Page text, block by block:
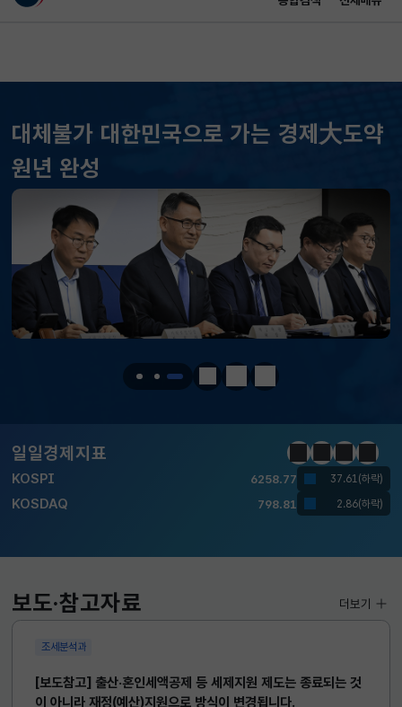
대체불가 대한민국으로 가는 경제大도약
원년 완성
정지 이전 다음
일일경제지표
KOSPI 6258.77 37.61(하락)
KOSDAQ
국고채(3년) 3.746 0.004(상승)
달러-원 1410.6000 13.2000(하락)
KOSPI 6258.77 37.61(하락)
KOSDAQ 798.81 2.86(하락)
KOSPI 6258.77 37.61(하락)
KOSDAQ 798.81 2.86(하락)
국고채(3년)
정지이전다음일일경
보도·참고자료
조세분석과
[보도참고] 출산·혼인세액공제 등 세제지원 제도는 종료되는 것
이 아니라 재정(예산)지원으로 방식이 변경됩니다.
더보기